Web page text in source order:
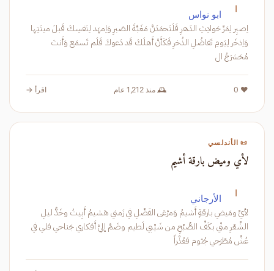
ا ابو نواس
اِصبِر لِمَرِّ حَوادِثِ الدَهرِ فَلَتَحمَدَنَّ مَغَبَّةَ الصَبرِ وَاِمهَد لِنَفسِكَ قَبلَ ميتَتِها
وَاِذخَر لِيَومِ تَفاضُلِ الذُخرِ فَكَأَنَّ أَهلَكَ قَد دَعوكَ فَلَم تَسمَع وَأَنتَ
مُحَشرَجُ ال
❤️ 0 🕰️ منذ 1,212 عام اقرأ →
📜 الأندلسي
لأي وميض بارقة أشيم
ا الأرجاني
لأيِّ ومَيضِ بارقةٍ أَشيمُ وَمرْعَى الفَضْلِ في زَمني هَشيمُ أَبِيتُ وخَدُّ ليلِ
الشِّعْرِ منّي بكَفِّ الصُّبْحِ من شَيْبي لَطيم وضَمَّ إليَّ أَفكاري جَناحي فلي في
عُشِّ مُطّرَحي جُثوم فعُذْراً